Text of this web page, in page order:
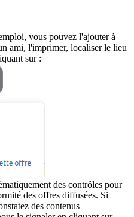
vous pouvez l'ajouter à
ami, l'imprimer, localiser le lieu
sur :
des contrôles pour
des offres diffusées. Si
des contenus